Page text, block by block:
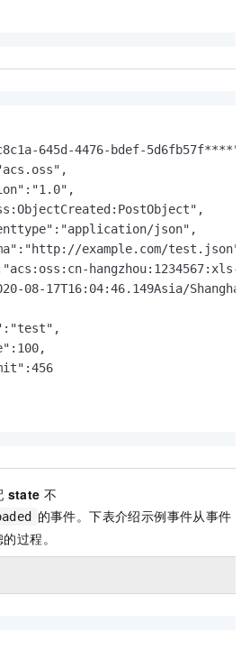
645d-4476-bdef-5d6fb57f****",
json",
example.com/test.json",
hangzhou:1234567:xls-
08-17T16:04:46.149Asia/
state 不
的事件。下表介绍示例事件从事件
过程。